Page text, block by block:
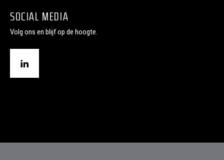
SOCIAL MEDIA
Volg ons en blijf op de hoogte.